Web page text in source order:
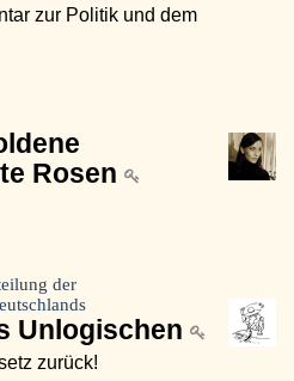
zur Politik und dem
Rosen
der
Unlogischen
zurück!